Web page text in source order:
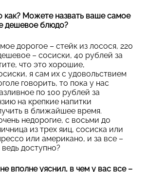
как? Можете назвать ваше самое
дешевое блюдо?
дорогое – стейк из лосося, 220
– сосиски, 40 рублей за
что это хорошие,
я сам их с удовольствием
говорить, то пока у нас
по 100 рублей за
на крепкие напитки
в ближайшее время.
недорогие, с восьми до
из трех яиц, сосиска или
или американо, и за все –
доступно?
вполне уяснил, в чем у вас все –